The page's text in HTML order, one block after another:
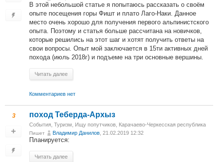
В этой небольшой статье я попытаюсь рассказать о своём
опыте посещения горы Фишт и плато Лаго-Наки. Данное
место очень хорошо для получения первого альпинистского
опыта. Поэтому и статья больше рассчитана на новичков,
которые решились на этот шаг и хотят получить ответы на
свои вопросы. Опыт мой заключается в 15ти активных дней
похода (июль 2018г) и подъеме на три основные вершины.
Читать далее
Комментариев нет
3 поход Теберда-Архыз
События Туризм Ищу попутчиков Карачаево-Черкесская республика
Пишет Владимир Данилов , 21.02.2019 12:32
Планируется:
Читать далее